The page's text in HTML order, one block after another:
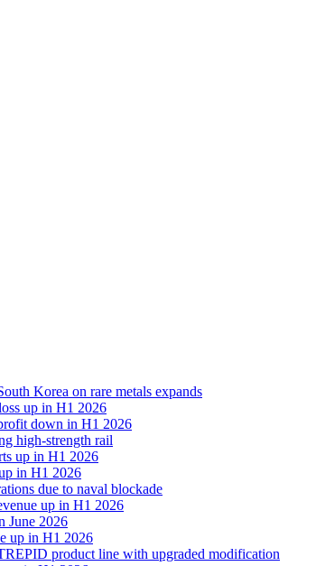
Korea on rare metals expands
up in H1 2026
down in H1 2026
high-strength rail
up in H1 2026
in H1 2026
due to naval blockade
up in H1 2026
June 2026
up in H1 2026
product line with upgraded modification